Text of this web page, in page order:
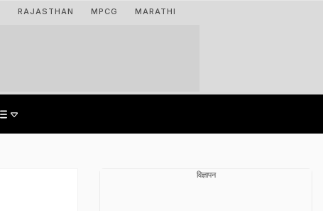
RAJASTHAN MPCG MARATHI
विज्ञापन